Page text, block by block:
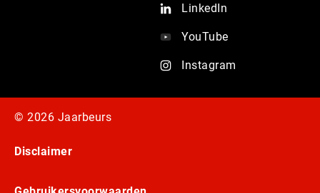
LinkedIn
YouTube
Instagram
© 2026 Jaarbeurs
Disclaimer